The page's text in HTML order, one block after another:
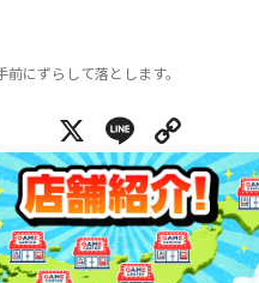
にずらして落とします。
X Line